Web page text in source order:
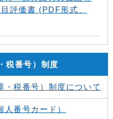
評価書 (PDF形式、
税番号）制度
・税番号）制度について
番号カード）